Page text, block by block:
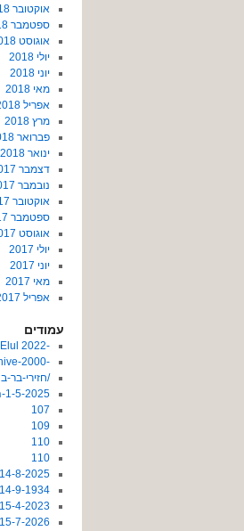
אוקטובר 2018
ספטמבר 2018
אוגוסט 2018
יולי 2018
יוני 2018
מאי 2018
אפריל 2018
מרץ 2018
פברואר 2018
ינואר 2018
דצמבר 2017
נובמבר 2017
אוקטובר 2017
ספטמבר 2017
אוגוסט 2017
יולי 2017
יוני 2017
מאי 2017
אפריל 2017
עמודים
-2022 Alef B'Elul
-Scenic view-Archive-2000
/חזירי-בר-
1-5-2025-הארכיון הטמפלרי
107
109
110
110
14-8-2025-Haifa
14-9-1934-Auf historischem Boden
15-4-2023-Protest in Haifa
15-7-2026 ירושלים